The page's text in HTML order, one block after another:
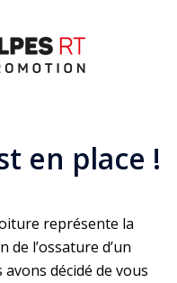
fermer
en place !
représente la
de l’ossature d’un
avons décidé de vous